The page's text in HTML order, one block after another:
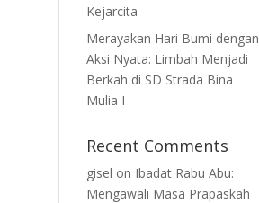
Kejarcita
Merayakan Hari Bumi dengan
Aksi Nyata: Limbah Menjadi
Berkah di SD Strada Bina
Mulia I
Recent Comments
gisel on Ibadat Rabu Abu:
Mengawali Masa Prapaskah